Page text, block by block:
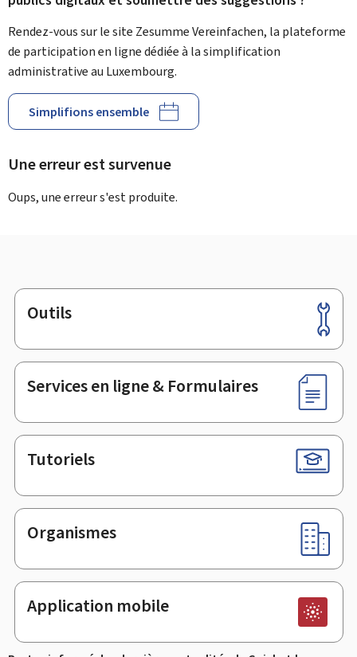
Rendez-vous sur le site Zesumme Vereinfachen, la plateforme
de participation en ligne dédiée à la simplification
administrative au Luxembourg.
Simplifions ensemble
Une erreur est survenue
Oups, une erreur s'est produite.
Pied
de
page
Outils
Services en ligne & Formulaires
Tutoriels
Organismes
Application mobile